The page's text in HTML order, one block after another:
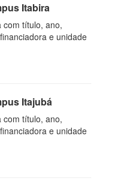
Itabira
com título, ano,
e unidade
Itajubá
com título, ano,
e unidade